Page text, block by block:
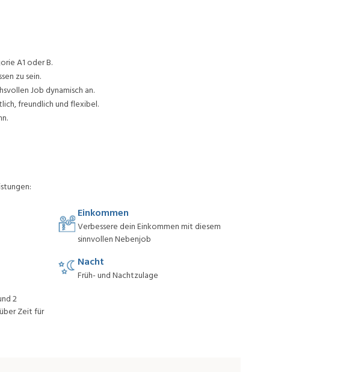
A1 oder B.
zu sein.
Job dynamisch an.
freundlich und flexibel.
2
Zeit für
Einkommen
Verbessere dein Einkommen mit diesem
sinnvollen Nebenjob
Nacht
Früh- und Nachtzulage